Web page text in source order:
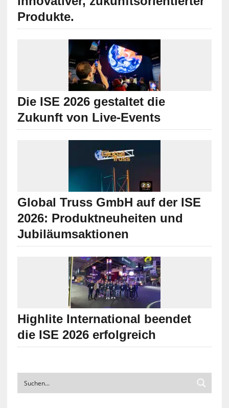
Produkte.
Die ISE 2026 gestaltet die
Zukunft von Live-Events
Global Truss GmbH auf der ISE
2026: Produktneuheiten und
Jubiläumsaktionen
Highlite International beendet
die ISE 2026 erfolgreich